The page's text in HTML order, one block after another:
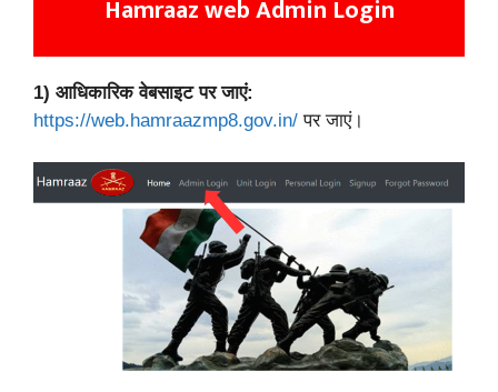
Hamraaz web Admin Login
1) आधिकारिक वेबसाइट पर जाएं:
https://web.hamraazmp8.gov.in/ पर जाएं।